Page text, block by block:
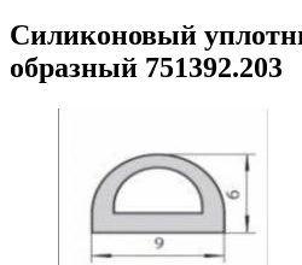
Силиконовый
образный 751392.203